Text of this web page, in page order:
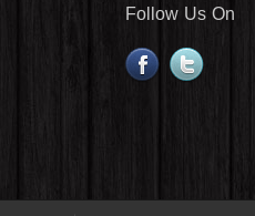
Follow Us On